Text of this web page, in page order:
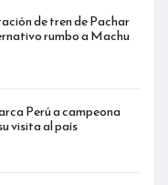
de tren de Pachar
rumbo a Machu
Perú a campeona
visita al país